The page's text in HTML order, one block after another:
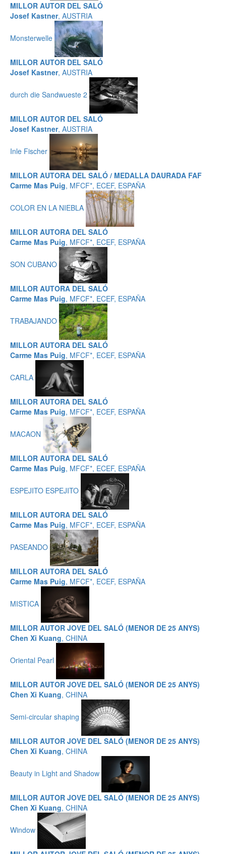
MILLOR AUTOR DEL SALÓ
Josef Kastner, AUSTRIA
Monsterwelle
MILLOR AUTOR DEL SALÓ
Josef Kastner, AUSTRIA
durch die Sandwueste 2
MILLOR AUTOR DEL SALÓ
Josef Kastner, AUSTRIA
Inle Fischer
MILLOR AUTORA DEL SALÓ / MEDALLA DAURADA FAF
Carme Mas Puig, MFCF*, ECEF, ESPAÑA
COLOR EN LA NIEBLA
MILLOR AUTORA DEL SALÓ
Carme Mas Puig, MFCF*, ECEF, ESPAÑA
SON CUBANO
MILLOR AUTORA DEL SALÓ
Carme Mas Puig, MFCF*, ECEF, ESPAÑA
TRABAJANDO
MILLOR AUTORA DEL SALÓ
Carme Mas Puig, MFCF*, ECEF, ESPAÑA
CARLA
MILLOR AUTORA DEL SALÓ
Carme Mas Puig, MFCF*, ECEF, ESPAÑA
MACAON
MILLOR AUTORA DEL SALÓ
Carme Mas Puig, MFCF*, ECEF, ESPAÑA
ESPEJITO ESPEJITO
MILLOR AUTORA DEL SALÓ
Carme Mas Puig, MFCF*, ECEF, ESPAÑA
PASEANDO
MILLOR AUTORA DEL SALÓ
Carme Mas Puig, MFCF*, ECEF, ESPAÑA
MISTICA
MILLOR AUTOR JOVE DEL SALÓ (MENOR DE 25 ANYS)
Chen Xi Kuang, CHINA
Oriental Pearl
MILLOR AUTOR JOVE DEL SALÓ (MENOR DE 25 ANYS)
Chen Xi Kuang, CHINA
Semi-circular shaping
MILLOR AUTOR JOVE DEL SALÓ (MENOR DE 25 ANYS)
Chen Xi Kuang, CHINA
Beauty in Light and Shadow
MILLOR AUTOR JOVE DEL SALÓ (MENOR DE 25 ANYS)
Chen Xi Kuang, CHINA
Window